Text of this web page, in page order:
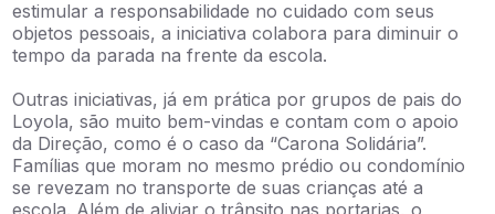
estimular a responsabilidade no cuidado com seus
objetos pessoais, a iniciativa colabora para diminuir o
tempo da parada na frente da escola.
Outras iniciativas, já em prática por grupos de pais do
Loyola, são muito bem-vindas e contam com o apoio
da Direção, como é o caso da “Carona Solidária”.
Famílias que moram no mesmo prédio ou condomínio
se revezam no transporte de suas crianças até a
escola. Além de aliviar o trânsito nas portarias, o